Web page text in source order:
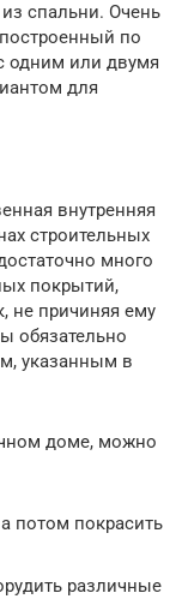
спальни. Очень
по
одним или двумя
для
внутренняя
строительных
много
покрытий,
не причиняя ему
обязательно
указанным в
доме, можно
потом покрасить
различные